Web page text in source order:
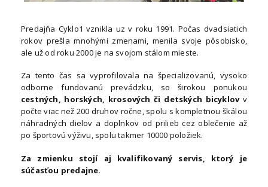
Predajňa Cyklo1 vznikla uz v roku 1991. Počas dvadsiatich
rokov prešla mnohými zmenami, menila svoje pôsobisko,
ale už od roku 2000 je na svojom stálom mieste.
Za tento čas sa vyprofilovala na špecializovanú, vysoko
odborne fundovanú prevádzku, so širokou ponukou
cestných, horských, krosových či detských bicyklovv
počte viac než 200 druhov ročne, spolu s kompletnou škálou
náhradných dielov a doplnkov od prilieb cez oblečenie až
po športovú výživu, spolu takmer 10000 položiek.
Za zmienku stojí aj kvalifikovaný servis, ktorý je
súčasťou predajne.